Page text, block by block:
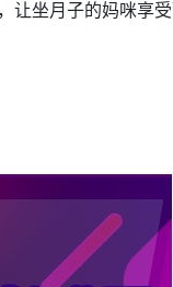
让坐月子的妈咪享